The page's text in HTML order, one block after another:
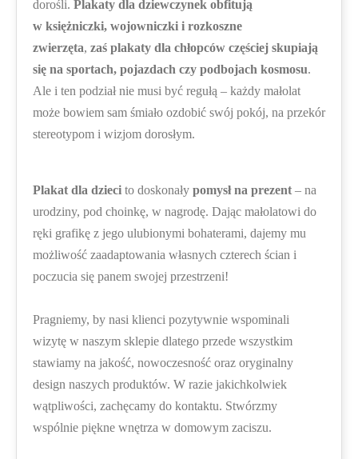
dorośli. Plakaty dla dziewczynek obfitują
w księżniczki, wojowniczki i rozkoszne
zwierzęta, zaś plakaty dla chłopców częściej skupiają
się na sportach, pojazdach czy podbojach kosmosu.
Ale i ten podział nie musi być regułą – każdy małolat
może bowiem sam śmiało ozdobić swój pokój, na przekór
stereotypom i wizjom dorosłym.
Plakat dla dzieci to doskonały pomysł na prezent – na
urodziny, pod choinkę, w nagrodę. Dając małolatowi do
ręki grafikę z jego ulubionymi bohaterami, dajemy mu
możliwość zaadaptowania własnych czterech ścian i
poczucia się panem swojej przestrzeni!
Pragniemy, by nasi klienci pozytywnie wspominali
wizytę w naszym sklepie dlatego przede wszystkim
stawiamy na jakość, nowoczesność oraz oryginalny
design naszych produktów. W razie jakichkolwiek
wątpliwości, zachęcamy do kontaktu. Stwórzmy
wspólnie piękne wnętrza w domowym zaciszu.